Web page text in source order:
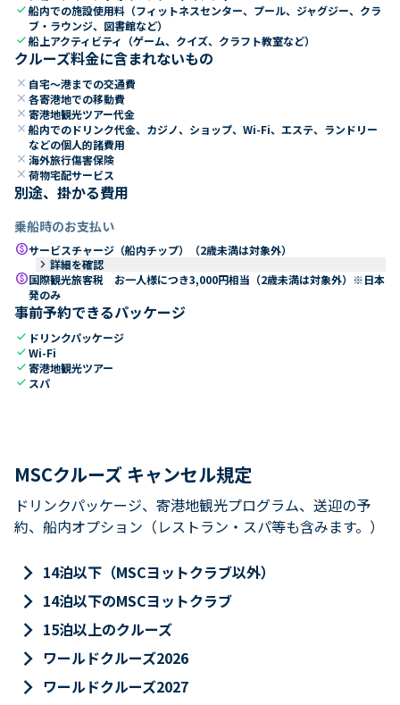
check船内での施設使用料（フィットネスセンター、プール、ジャグジー、クラ
ブ・ラウンジ、図書館など）
check船上アクティビティ（ゲーム、クイズ、クラフト教室など）
クルーズ料金に含まれないもの
close 自宅～港までの交通費
close 各寄港地での移動費
close 寄港地観光ツアー代金
close 船内でのドリンク代金、カジノ、ショップ、Wi-Fi、エステ、ランドリー
などの個人的諸費用
close 海外旅行傷害保険
close 荷物宅配サービス
別途、掛かる費用
乗船時のお支払い
paidサービスチャージ（船内チップ）（2歳未満は対象外）
keyboard_arrow_right 詳細を確認
paid国際観光旅客税 お一人様につき3,000円相当（2歳未満は対象外）※日本
発のみ
事前予約できるパッケージ
check ドリンクパッケージ
checkWi-Fi
check寄港地観光ツアー
check スパ
MSCクルーズ キャンセル規定
ドリンクパッケージ、寄港地観光プログラム、送迎の予
約、船内オプション（レストラン・スパ等も含みます。）
keyboard_arrow_right 14泊以下（MSCヨットクラブ以外）
keyboard_arrow_right 14泊以下のMSCヨットクラブ
keyboard_arrow_right 15泊以上のクルーズ
keyboard_arrow_right ワールドクルーズ2026
keyboard_arrow_right ワールドクルーズ2027